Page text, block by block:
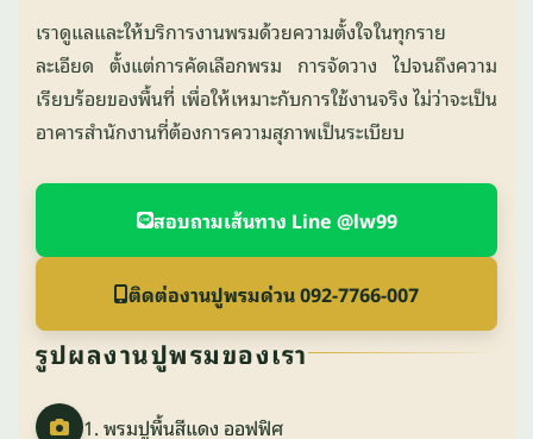
เราดูแลและให้บริการงานพรมด้วยความตั้งใจในทุกราย
ละเอียด ตั้งแต่การคัดเลือกพรม การจัดวาง ไปจนถึงความ
เรียบร้อยของพื้นที่ เพื่อให้เหมาะกับการใช้งานจริง ไม่ว่าจะเป็น
อาคารสำนักงานที่ต้องการความสุภาพเป็นระเบียบ
สอบถามเส้นทาง Line @lw99
ติดต่องานปูพรมด่วน 092-7766-007
รูปผลงานปูพรมของเรา
1. พรมปูพื้นสีแดง ออฟฟิศ